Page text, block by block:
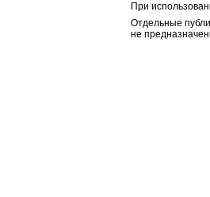
При
Отдельные
не